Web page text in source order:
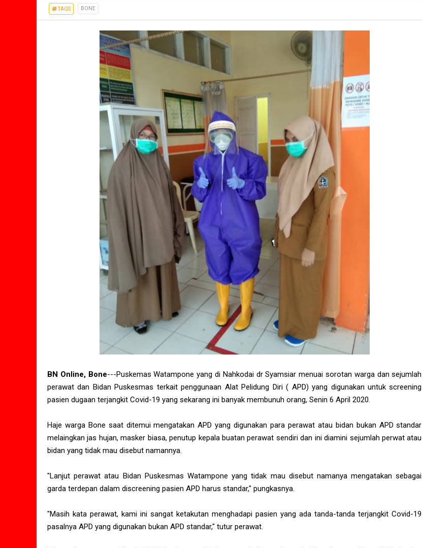
TAGS BONE
BN Online, Bone---Puskemas Watampone yang di Nahkodai dr Syamsiar menuai sorotan warga dan sejumlah
perawat dan Bidan Puskesmas terkait penggunaan Alat Pelidung Diri ( APD) yang digunakan untuk screening
pasien dugaan terjangkit Covid-19 yang sekarang ini banyak membunuh orang, Senin 6 April 2020.
Haje warga Bone saat ditemui mengatakan APD yang digunakan para perawat atau bidan bukan APD standar
melaingkan jas hujan, masker biasa, penutup kepala buatan perawat sendiri dan ini diamini sejumlah perwat atau
bidan yang tidak mau disebut namannya.
"Lanjut perawat atau Bidan Puskesmas Watampone yang tidak mau disebut namanya mengatakan sebagai
garda terdepan dalam discreening pasien APD harus standar," pungkasnya.
"Masih kata perawat, kami ini sangat ketakutan menghadapi pasien yang ada tanda-tanda terjangkit Covid-19
pasalnya APD yang digunakan bukan APD standar," tutur perawat.